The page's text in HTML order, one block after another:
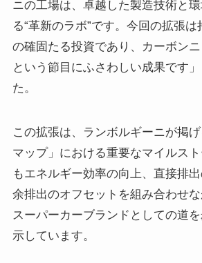
ニの工場は、卓越した製造技術と
る“革新のラボ”です。今回の拡張
の確固たる投資であり、カーボン
という節目にふさわしい成果です
た。
この拡張は、ランボルギーニが掲
マップ」における重要なマイルス
もエネルギー効率の向上、直接排
余排出のオフセットを組み合わせ
スーパーカーブランドとしての道
示しています。